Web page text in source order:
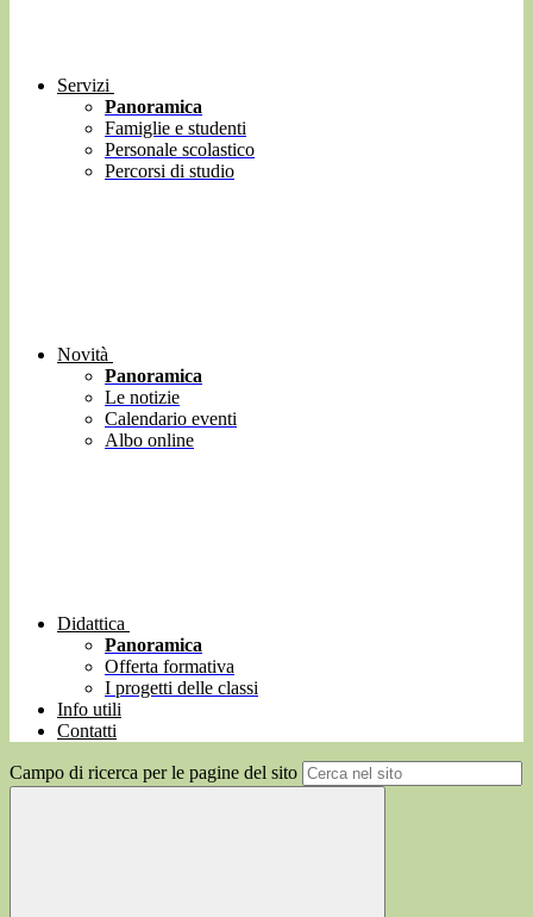
Servizi
Panoramica
Famiglie e studenti
Personale scolastico
Percorsi di studio
Novità
Panoramica
Le notizie
Calendario eventi
Albo online
Didattica
Panoramica
Offerta formativa
I progetti delle classi
Info utili
Contatti
Campo di ricerca per le pagine del sito